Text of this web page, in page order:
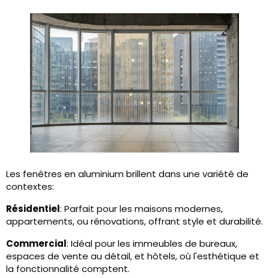
Les fenêtres en aluminium brillent dans une variété de
contextes:
Résidentiel: Parfait pour les maisons modernes,
appartements, ou rénovations, offrant style et durabilité.
Commercial: Idéal pour les immeubles de bureaux,
espaces de vente au détail, et hôtels, où l'esthétique et
la fonctionnalité comptent.